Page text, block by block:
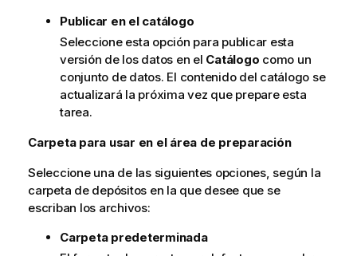
Publicar en el catálogo
Seleccione esta opción para publicar esta
versión de los datos en el Catálogo como un
conjunto de datos. El contenido del catálogo se
actualizará la próxima vez que prepare esta
tarea.
Carpeta para usar en el área de preparación
Seleccione una de las siguientes opciones, según la
carpeta de depósitos en la que desee que se
escriban los archivos:
Carpeta predeterminada